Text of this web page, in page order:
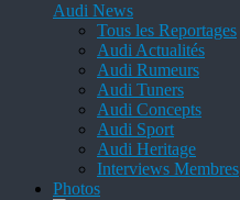
Audi News
Tous les Reportages
Audi Actualités
Audi Rumeurs
Audi Tuners
Audi Concepts
Audi Sport
Audi Heritage
Interviews Membres
Photos